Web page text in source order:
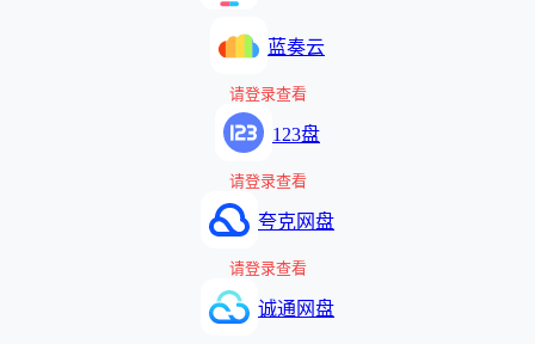
蓝奏云
请登录查看
123盘
请登录查看
夸克网盘
请登录查看
诚通网盘